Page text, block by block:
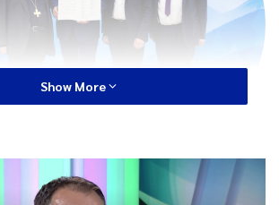
Ministarstvo unutrašnjih poslova i
a deklaracija je rezultat višemjesečnog
Show More